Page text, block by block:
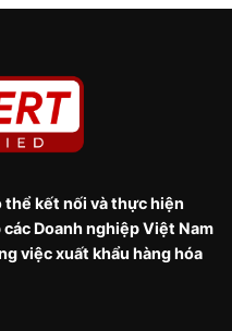
thể kết nối và thực hiện
Doanh nghiệp Việt Nam
việc xuất khẩu hàng hóa